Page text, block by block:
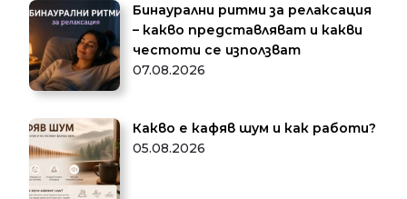
Бинаурални ритми за релаксация
– какво представляват и какви
честоти се използват
07.08.2026
Какво е кафяв шум и как работи?
05.08.2026